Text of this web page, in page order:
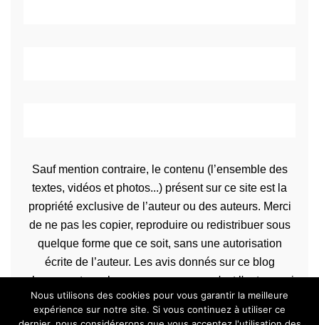
Sauf mention contraire, le contenu (l’ensemble des
textes, vidéos et photos...) présent sur ce site est la
propriété exclusive de l’auteur ou des auteurs. Merci
de ne pas les copier, reproduire ou redistribuer sous
quelque forme que ce soit, sans une autorisation
écrite de l’auteur. Les avis donnés sur ce blog
n’engagent que la propre personne qu'est l'auteur qui
les rédige.
Nous utilisons des cookies pour vous garantir la meilleure
expérience sur notre site. Si vous continuez à utiliser ce